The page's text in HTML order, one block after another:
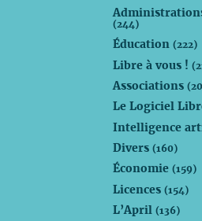
(244)
Éducation(222)
Libre à vous !
Associations
Le Logiciel
Intelligence
Divers(160)
Économie(159)
Licences(154)
L’April(136)